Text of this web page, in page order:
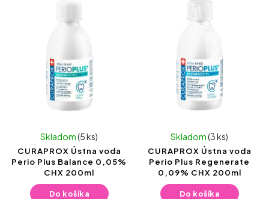
CURAPROX Ústna voda
Perio Plus Balance 0,05%
CHX 200ml
Skladom(5 ks)
Do košíka
CURAPROX Ústna voda
Perio Plus Regenerate
0,09% CHX 200ml
Skladom(3 ks)
Do košíka